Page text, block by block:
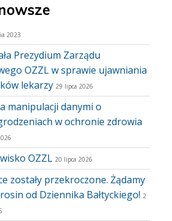
2023
Prezydium Zarządu
OZZL w sprawie ujawniania
lekarzy 29 lipca 2026
manipulacji danymi o
w ochronie zdrowia
OZZL 20 lipca 2026
zostały przekroczone. Żądamy
od Dziennika Bałtyckiego! 2